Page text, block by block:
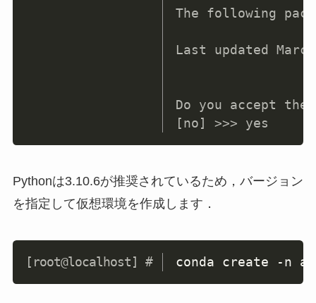
The following
Last updated
Do you accept
[no] >>> yes
Pythonは3.10.6が推奨されているため，バージョン
を指定して仮想環境を作成します．
conda create -n